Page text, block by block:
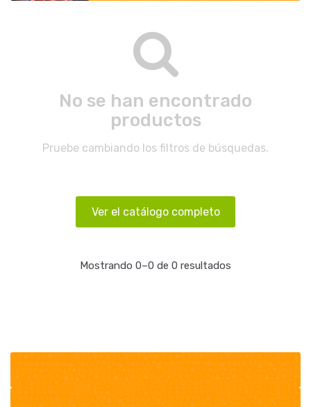
No se han encontrado
productos
Pruebe cambiando los filtros de búsquedas.
Ver el catálogo completo
Mostrando 0–0 de 0 resultados